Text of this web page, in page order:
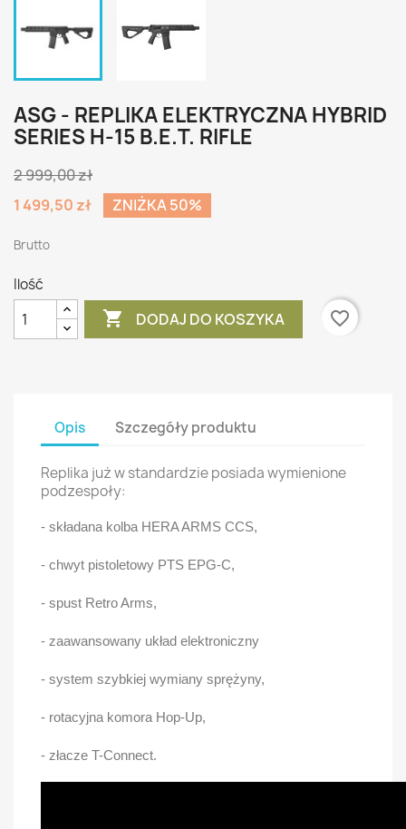
ASG - REPLIKA ELEKTRYCZNA HYBRID
SERIES H-15 B.E.T. RIFLE
2 999,00 zł
1 499,50 zł
ZNIŻKA 50%
Brutto
Ilość
 DODAJ DO KOSZYKA favorite_border
Opis Szczegóły produktu
Replika już w standardzie posiada wymienione
podzespoły:
- składana kolba HERA ARMS CCS,
- chwyt pistoletowy PTS EPG-C,
- spust Retro Arms,
- zaawansowany układ elektroniczny
- system szybkiej wymiany sprężyny,
- rotacyjna komora Hop-Up,
- złacze T-Connect.